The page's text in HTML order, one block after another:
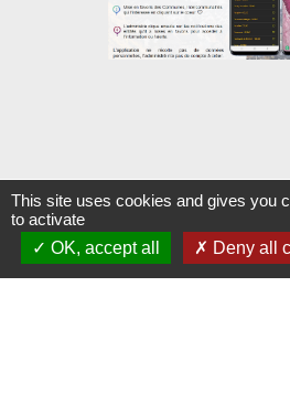
Contacts
Commune de Morsbach
This site uses cookies and gives you
to activate
OK, accept all
Deny all